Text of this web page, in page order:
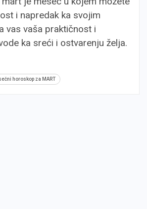
i napredak ka svojim
vas vaša praktičnost i
ka sreći i ostvarenju želja.
horoskop za MART